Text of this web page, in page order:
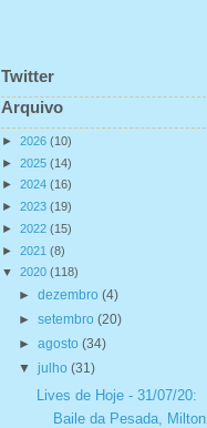
Twitter
Arquivo
► 2026 (10)
► 2025 (14)
► 2024 (16)
► 2023 (19)
► 2022 (15)
► 2021 (8)
▼ 2020 (118)
► dezembro (4)
► setembro (20)
► agosto (34)
▼ julho (31)
Lives de Hoje - 31/07/20:
Baile da Pesada, Milton